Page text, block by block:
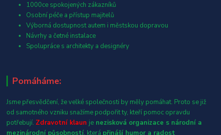
1000ce spokojených zákazníků
Osobní péče a přístup majitelů
Výborná dostupnost autem i městskou dopravou
Návrhy a četné instalace
Spolupráce s architekty a designéry
Pomáháme:
Jsme přesvědčení, že velké společnosti by měly pomáhat. Proto se již
od samotného vzniku snažíme podpořit ty, kteří pomoc opravdu
potřebují. Zdravotní klaun je nezisková organizace s národní a
mezinárodní působností, která přináší humor a radost